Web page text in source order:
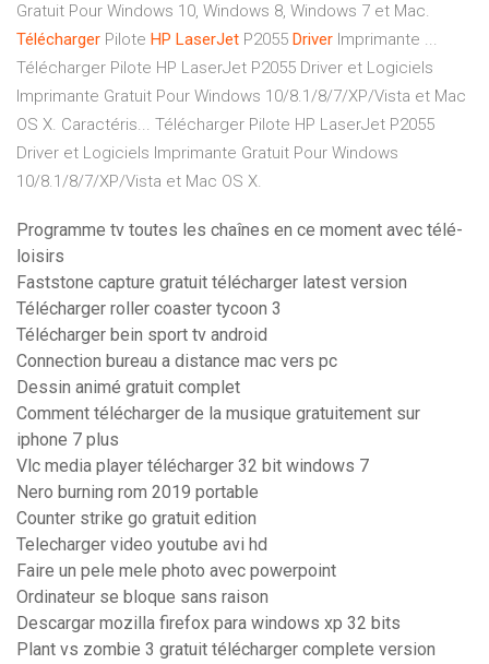
Gratuit Pour Windows 10, Windows 8, Windows 7 et Mac.
Télécharger Pilote HP LaserJet P2055 Driver Imprimante ...
Télécharger Pilote HP LaserJet P2055 Driver et Logiciels
Imprimante Gratuit Pour Windows 10/8.1/8/7/XP/Vista et Mac
OS X. Caractéris... Télécharger Pilote HP LaserJet P2055
Driver et Logiciels Imprimante Gratuit Pour Windows
10/8.1/8/7/XP/Vista et Mac OS X.
Programme tv toutes les chaînes en ce moment avec télé-
loisirs
Faststone capture gratuit télécharger latest version
Télécharger roller coaster tycoon 3
Télécharger bein sport tv android
Connection bureau a distance mac vers pc
Dessin animé gratuit complet
Comment télécharger de la musique gratuitement sur
iphone 7 plus
Vlc media player télécharger 32 bit windows 7
Nero burning rom 2019 portable
Counter strike go gratuit edition
Telecharger video youtube avi hd
Faire un pele mele photo avec powerpoint
Ordinateur se bloque sans raison
Descargar mozilla firefox para windows xp 32 bits
Plant vs zombie 3 gratuit télécharger complete version